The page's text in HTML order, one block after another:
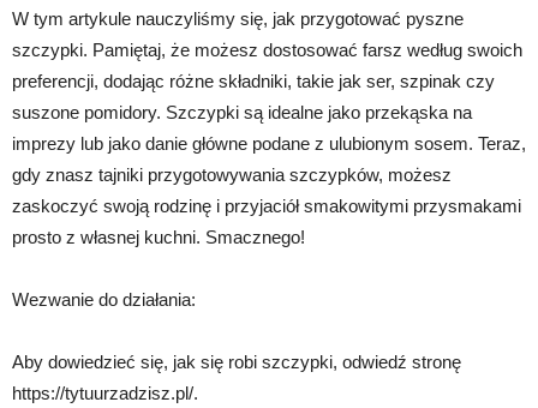
W tym artykule nauczyliśmy się, jak przygotować pyszne
szczypki. Pamiętaj, że możesz dostosować farsz według swoich
preferencji, dodając różne składniki, takie jak ser, szpinak czy
suszone pomidory. Szczypki są idealne jako przekąska na
imprezy lub jako danie główne podane z ulubionym sosem. Teraz,
gdy znasz tajniki przygotowywania szczypków, możesz
zaskoczyć swoją rodzinę i przyjaciół smakowitymi przysmakami
prosto z własnej kuchni. Smacznego!
Wezwanie do działania:
Aby dowiedzieć się, jak się robi szczypki, odwiedź stronę
https://tytuurzadzisz.pl/.